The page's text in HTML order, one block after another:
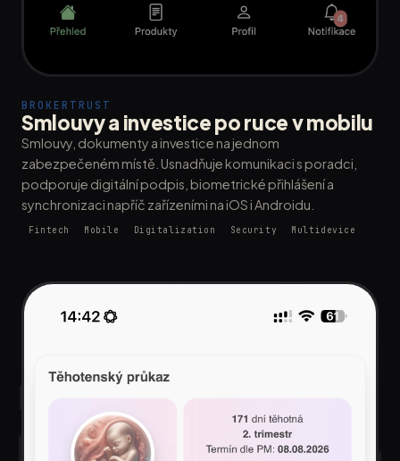
BROKERTRUST
Smlouvy a investice po ruce v mobilu
Smlouvy, dokumenty a investice na jednom
zabezpečeném místě. Usnadňuje komunikaci s poradci,
podporuje digitální podpis, biometrické přihlášení a
synchronizaci napříč zařízeními na iOS i Androidu.
Fintech Mobile Digitalization Security Multidevice